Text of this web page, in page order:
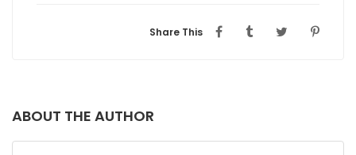
Share This
ABOUT THE AUTHOR